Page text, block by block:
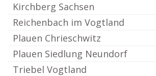
Kirchberg Sachsen
Reichenbach im Vogtland
Plauen Chrieschwitz
Plauen Siedlung Neundorf
Triebel Vogtland